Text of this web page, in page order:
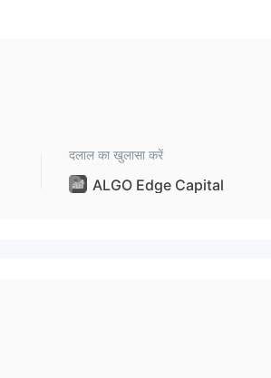
दलाल का खुलासा करें
ALGO Edge Capital